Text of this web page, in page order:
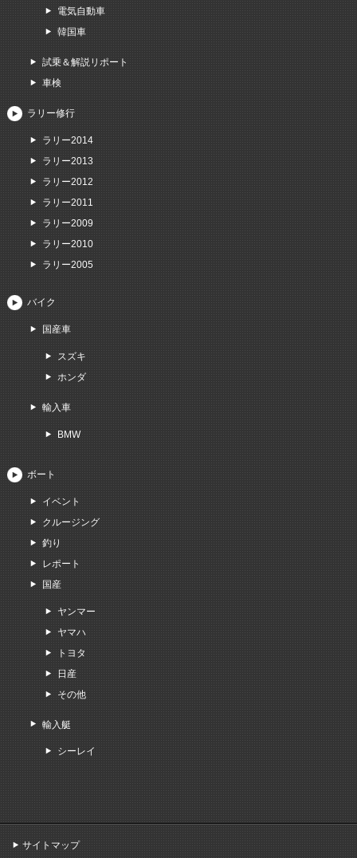
電気自動車
韓国車
試乗＆解説リポート
車検
ラリー修行
ラリー2014
ラリー2013
ラリー2012
ラリー2011
ラリー2009
ラリー2010
ラリー2005
バイク
国産車
スズキ
ホンダ
輸入車
BMW
ボート
イベント
クルージング
釣り
レポート
国産
ヤンマー
ヤマハ
トヨタ
日産
その他
輸入艇
シーレイ
サイトマップ